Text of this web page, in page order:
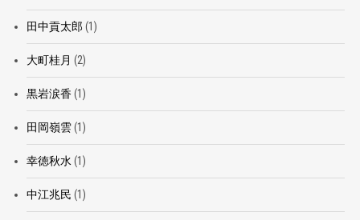
田中貢太郎 (1)
大町桂月 (2)
黒岩涙香(1)
田岡嶺雲(1)
幸徳秋水 (1)
中江兆民 (1)